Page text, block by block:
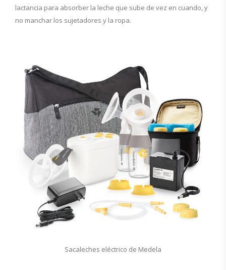
lactancia para absorber la leche que sube de vez en cuando, y
no manchar los sujetadores y la ropa.
Sacaleches eléctrico de Medela